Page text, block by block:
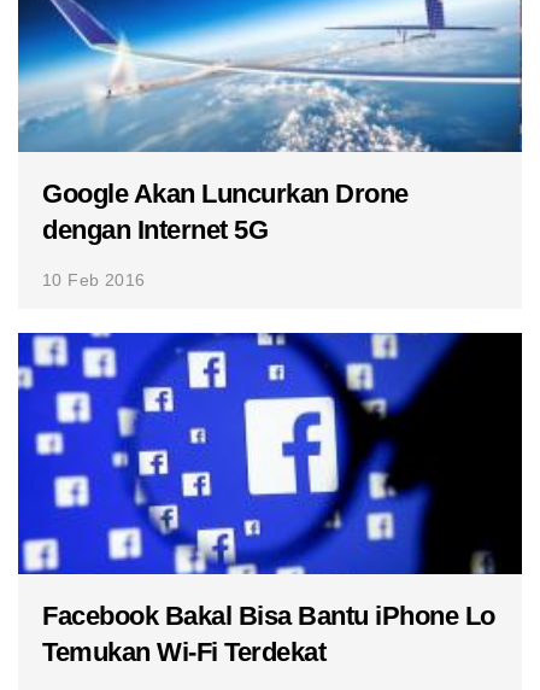
Google Akan Luncurkan Drone
dengan Internet 5G
10 Feb 2016
Facebook Bakal Bisa Bantu iPhone Lo
Temukan Wi-Fi Terdekat